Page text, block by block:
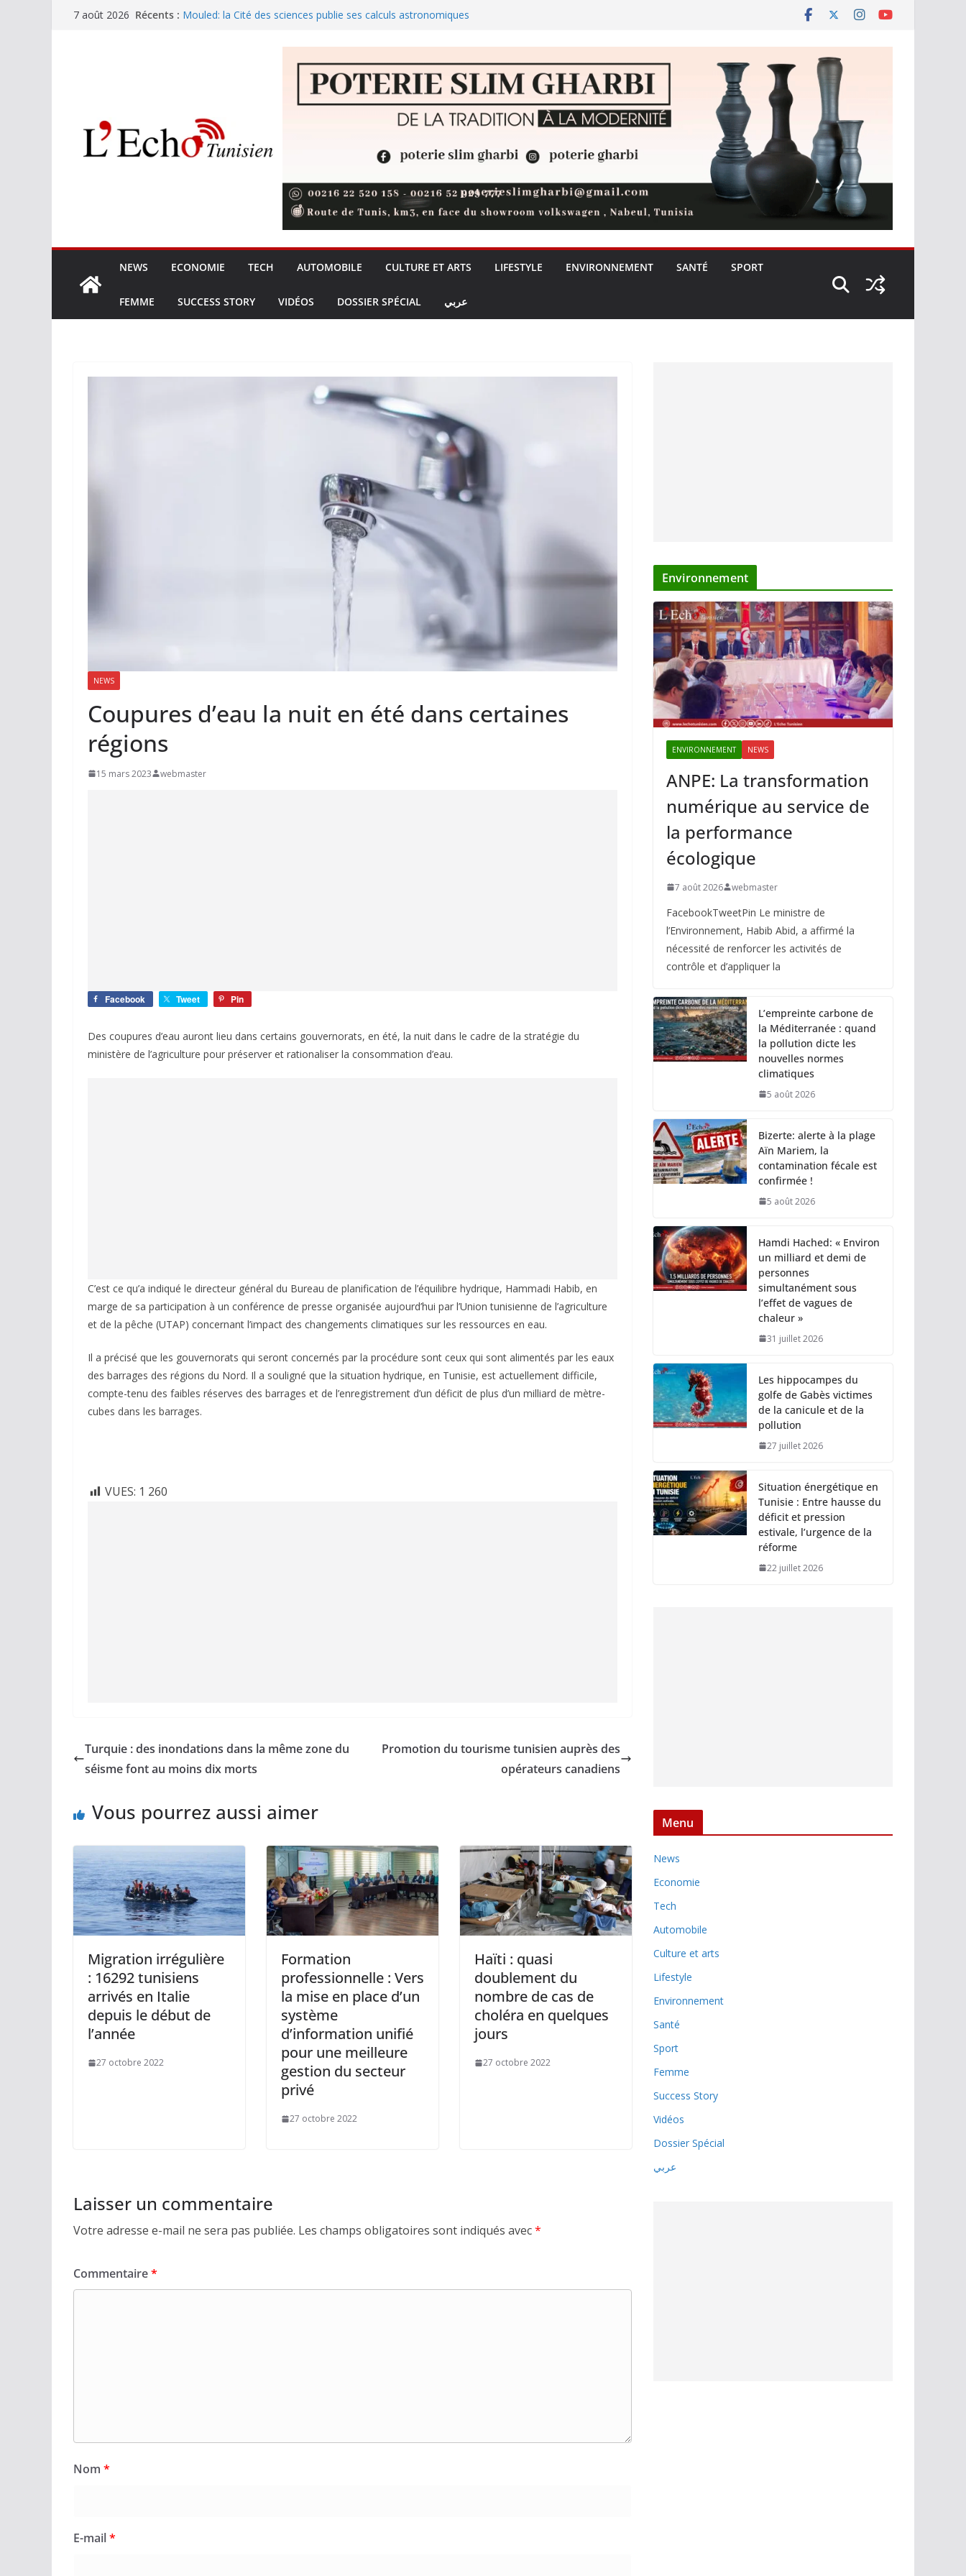
Passer7 août 2026 Récents : Mouled: la Cité des sciences publie ses calculs astronomiques
bouleverser les coûts de fabrication
TSMC stocke 1 Md$ de puces A20 Pro : la pénurie de DRAM
menace-t-elle les iPhone 18 Pro ?
ANPE: La transformation numérique au service de la
performance écologique
NEWS ECONOMIE TECH AUTOMOBILE CULTURE ET ARTS LIFESTYLE ENVIRONNEMENT SANTÉ SPORT
FEMME SUCCESS STORY VIDÉOS DOSSIER SPÉCIAL عربي
NEWS
Coupures d’eau la nuit en été dans certaines
régions
15 mars 2023 webmaster
Facebook Tweet Pin
Des coupures d’eau auront lieu dans certains gouvernorats, en été, la nuit dans le cadre de la stratégie du
ministère de l’agriculture pour préserver et rationaliser la consommation d’eau.
C’est ce qu’a indiqué le directeur général du Bureau de planification de l’équilibre hydrique, Hammadi Habib, en
marge de sa participation à un conférence de presse organisée aujourd’hui par l’Union tunisienne de l’agriculture
et de la pêche (UTAP) concernant l’impact des changements climatiques sur les ressources en eau.
Il a précisé que les gouvernorats qui seront concernés par la procédure sont ceux qui sont alimentés par les eaux
des barrages des régions du Nord. Il a souligné que la situation hydrique, en Tunisie, est actuellement difficile,
compte-tenu des faibles réserves des barrages et de l’enregistrement d’un déficit de plus d’un milliard de mètre-
cubes dans les barrages.
VUES: 1 260
Turquie : des inondations dans la même zone du
séisme font au moins dix morts
Promotion du tourisme tunisien auprès des
opérateurs canadiens
Vous pourrez aussi aimer
Migration irrégulière
: 16292 tunisiens
arrivés en Italie
depuis le début de
l’année
27 octobre 2022
Formation
professionnelle : Vers
la mise en place d’un
système
d’information unifié
pour une meilleure
gestion du secteur
privé
27 octobre 2022
Haïti : quasi
doublement du
nombre de cas de
choléra en quelques
jours
27 octobre 2022
Laisser un commentaire
Votre adresse e-mail ne sera pas publiée. Les champs obligatoires sont indiqués avec*
Commentaire*
Nom *
E-mail*
Environnement
ENVIRONNEMENT NEWS
ANPE: La transformation
numérique au service de
la performance
écologique
7 août 2026 webmaster
FacebookTweetPin Le ministre de
l’Environnement, Habib Abid, a affirmé la
nécessité de renforcer les activités de
contrôle et d’appliquer la
L’empreinte carbone de
la Méditerranée : quand
la pollution dicte les
nouvelles normes
climatiques
5 août 2026
Bizerte: alerte à la plage
Aïn Mariem, la
contamination fécale est
confirmée !
5 août 2026
Hamdi Hached: « Environ
un milliard et demi de
personnes
simultanément sous
l’effet de vagues de
chaleur »
31 juillet 2026
Les hippocampes du
golfe de Gabès victimes
de la canicule et de la
pollution
27 juillet 2026
Situation énergétique en
Tunisie : Entre hausse du
déficit et pression
estivale, l’urgence de la
réforme
22 juillet 2026
Menu
News
Economie
Tech
Automobile
Culture et arts
Lifestyle
Environnement
Santé
Sport
Femme
Success Story
Vidéos
Dossier Spécial
عربي